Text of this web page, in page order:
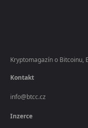
Kryptomagazín o Bitcoinu,
Kontakt
info@btcc.cz
Inzerce